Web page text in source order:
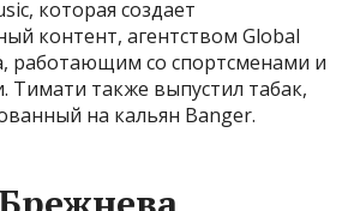
которая создает
контент, агентством Global
работающим со спортсменами и
Тимати также выпустил табак,
на кальян Banger.